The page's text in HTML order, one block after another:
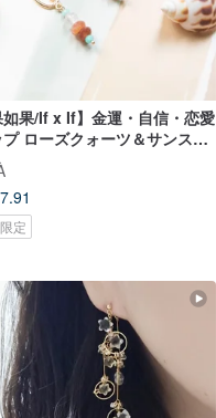
如果/If x If】金運・自信・恋愛
ローズクォーツ＆サンスト
然石イヤリング
定